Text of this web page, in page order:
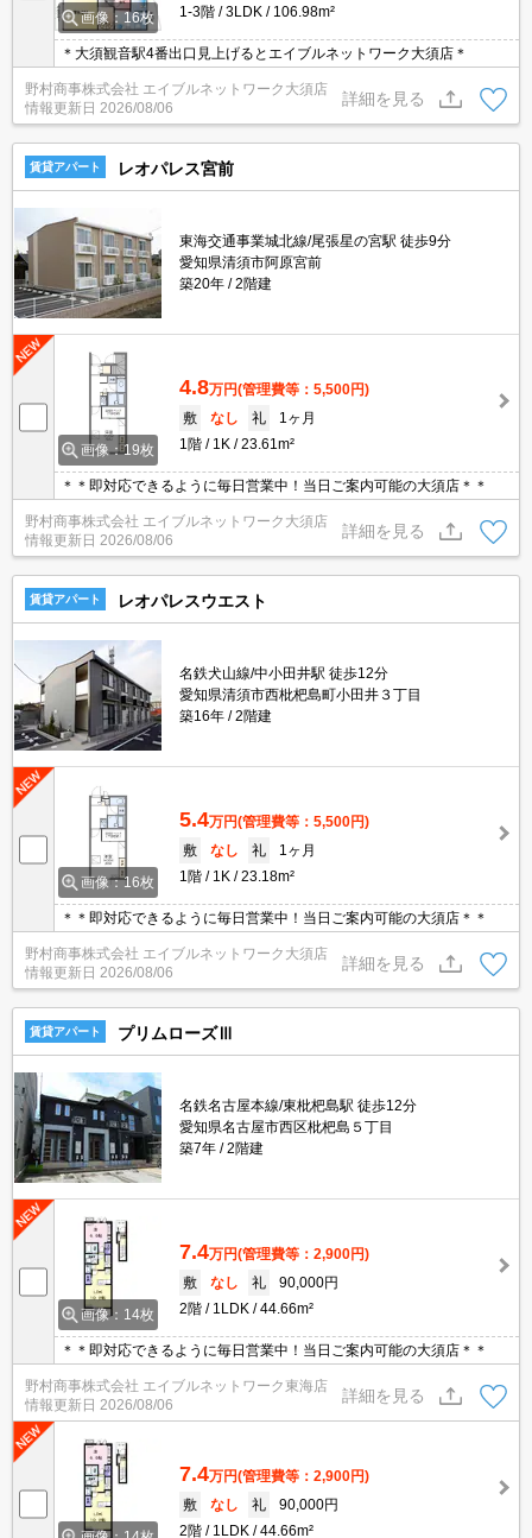
画像：16枚
1-3階
3LDK 106.98m²
＊大須観音駅4番出口見上げるとエイブルネットワーク大須店＊
野村商事株式会社 エイブルネットワーク大須店
情報更新日 2026/08/06
詳細を見る
賃貸アパート レオパレス宮前
東海交通事業城北線/尾張星の宮駅 徒歩9分
愛知県清須市阿原宮前
築20年
2階建
画像：19枚
4.8万円(管理費等：5,500円)
敷
なし 礼
1ヶ月
1階
1K 23.61m²
＊＊即対応できるように毎日営業中！当日ご案内可能の大須店＊＊
野村商事株式会社 エイブルネットワーク大須店
情報更新日 2026/08/06
詳細を見る
賃貸アパート レオパレスウエスト
名鉄犬山線/中小田井駅 徒歩12分
愛知県清須市西枇杷島町小田井３丁目
築16年
2階建
画像：16枚
5.4万円(管理費等：5,500円)
敷
なし 礼
1ヶ月
1階
1K 23.18m²
＊＊即対応できるように毎日営業中！当日ご案内可能の大須店＊＊
野村商事株式会社 エイブルネットワーク大須店
情報更新日 2026/08/06
詳細を見る
賃貸アパート プリムローズⅢ
名鉄名古屋本線/東枇杷島駅 徒歩12分
愛知県名古屋市西区枇杷島５丁目
築7年
2階建
画像：14枚
7.4万円(管理費等：2,900円)
敷
なし 礼
90,000円
2階
1LDK 44.66m²
＊＊即対応できるように毎日営業中！当日ご案内可能の大須店＊＊
野村商事株式会社 エイブルネットワーク東海店
情報更新日 2026/08/06
詳細を見る
7.4万円(管理費等：2,900円)
敷
なし 礼
90,000円
2階
1LDK 44.66m²